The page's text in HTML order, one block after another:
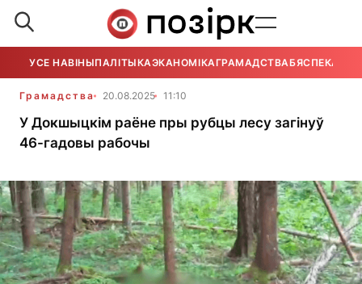
УСЕ НАВІНЫПАЛІТЫКАЭКАНОМІКАГРАМАДСТВАБЯСПЕКА
Грамадства 20.08.2025 11:10
У Докшыцкім раёне пры рубцы лесу загінуў
46-гадовы рабочы